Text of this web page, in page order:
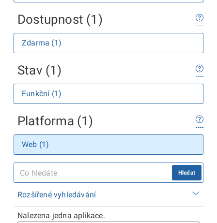
Dostupnost (1)
Zdarma (1)
Stav (1)
Funkční (1)
Platforma (1)
Web (1)
Hledat
Rozšířené vyhledávání
Nalezena jedna aplikace.